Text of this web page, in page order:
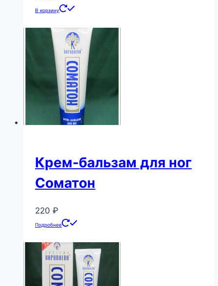
В корзину
Крем-бальзам для ног
Соматон
220 ₽
Подробнее